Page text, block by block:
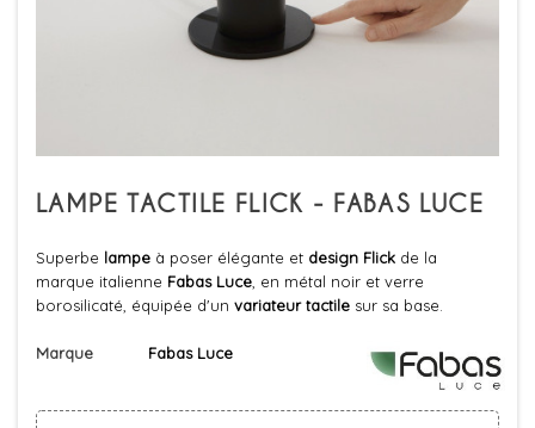
LAMPE TACTILE FLICK - FABAS LUCE
Superbe lampe à poser élégante et design Flick de la
marque italienne Fabas Luce , en métal noir et verre
borosilicaté, équipée d'un variateur tactile sur sa base.
Marque Fabas Luce